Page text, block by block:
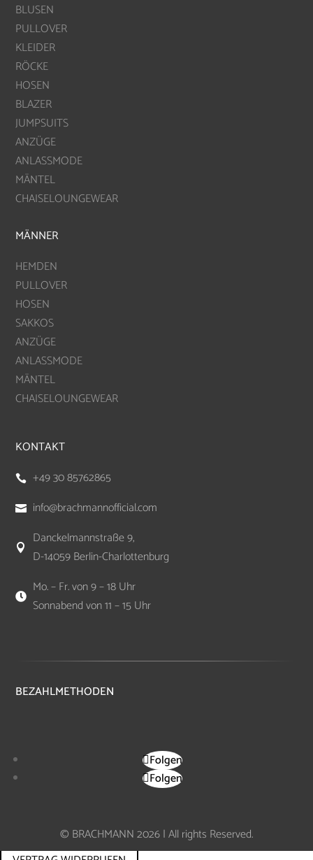
BLUSEN
PULLOVER
KLEIDER
RÖCKE
HOSEN
BLAZER
JUMPSUITS
ANZÜGE
ANLASSMODE
MÄNTEL
CHAISELOUNGEWEAR
MÄNNER
HEMDEN
PULLOVER
HOSEN
SAKKOS
ANZÜGE
ANLASSMODE
MÄNTEL
CHAISELOUNGEWEAR
KONTAKT
 +49 30 85762865
 info@brachmannofficial.com

Danckelmannstraße 9,
D-14059 Berlin-Charlottenburg

Mo. – Fr. von 9 – 18 Uhr
Sonnabend von 11 – 15 Uhr
BEZAHLMETHODEN
Folgen
Folgen
© BRACHMANN 2026 | All rights Reserved.